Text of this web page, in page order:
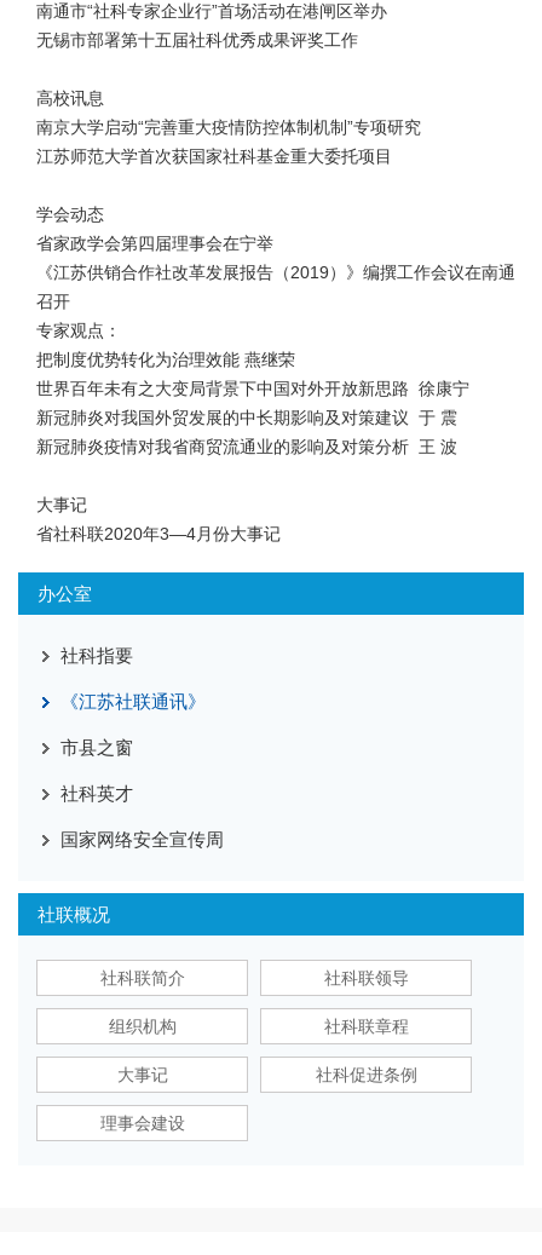
南通市“社科专家企业行”首场活动在港闸区举办
无锡市部署第十五届社科优秀成果评奖工作
高校讯息
南京大学启动“完善重大疫情防控体制机制”专项研究
江苏师范大学首次获国家社科基金重大委托项目
学会动态
省家政学会第四届理事会在宁举
《江苏供销合作社改革发展报告（2019）》编撰工作会议在南通
召开
专家观点：
把制度优势转化为治理效能 燕继荣
世界百年未有之大变局背景下中国对外开放新思路 徐康宁
新冠肺炎对我国外贸发展的中长期影响及对策建议 于 震
新冠肺炎疫情对我省商贸流通业的影响及对策分析 王 波
大事记
省社科联2020年3—4月份大事记
办公室
社科指要
《江苏社联通讯》
市县之窗
社科英才
国家网络安全宣传周
社联概况
社科联简介 社科联领导
组织机构 社科联章程
大事记 社科促进条例
理事会建设